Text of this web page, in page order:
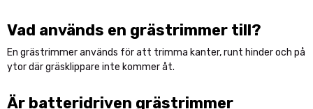
Vad används en grästrimmer till?
En grästrimmer används för att trimma kanter, runt hinder och på
ytor där gräsklippare inte kommer åt.
Är batteridriven grästrimmer